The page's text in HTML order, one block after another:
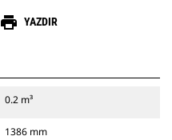
print YAZDIR
0.2 m³
1386 mm